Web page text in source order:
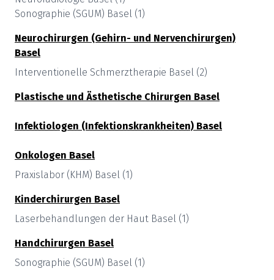
Sonographie (SGUM) Basel (1)
Neurochirurgen (Gehirn- und Nervenchirurgen)
Basel
Interventionelle Schmerztherapie Basel (2)
Plastische und Ästhetische Chirurgen Basel
Infektiologen (Infektionskrankheiten) Basel
Onkologen Basel
Praxislabor (KHM) Basel (1)
Kinderchirurgen Basel
Laserbehandlungen der Haut Basel (1)
Handchirurgen Basel
Sonographie (SGUM) Basel (1)